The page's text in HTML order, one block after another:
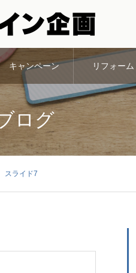
キャンペーン リフォーム
ログ
スライド7